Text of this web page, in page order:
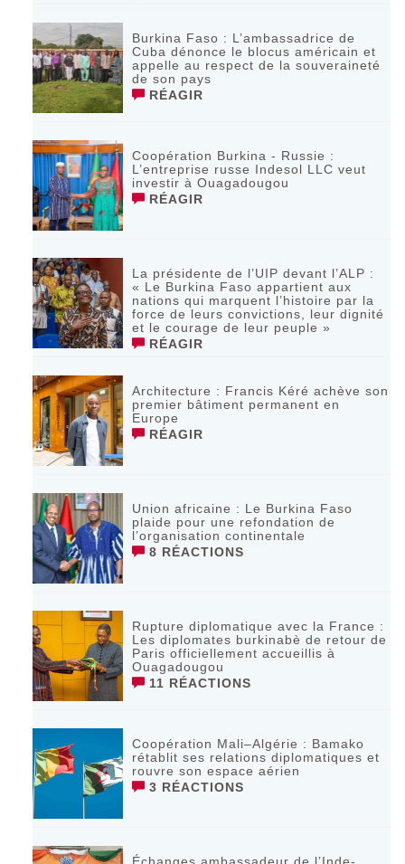
Burkina Faso : L’ambassadrice de
Cuba dénonce le blocus américain et
appelle au respect de la souveraineté
de son pays
RÉAGIR
Coopération Burkina - Russie :
L’entreprise russe Indesol LLC veut
investir à Ouagadougou
RÉAGIR
La présidente de l’UIP devant l’ALP :
« Le Burkina Faso appartient aux
nations qui marquent l’histoire par la
force de leurs convictions, leur dignité
et le courage de leur peuple »
RÉAGIR
‎Architecture : Francis Kéré achève son
premier bâtiment permanent en
Europe
RÉAGIR
Union africaine : Le Burkina Faso
plaide pour une refondation de
l’organisation continentale‎
8 RÉACTIONS
Rupture diplomatique avec la France :
Les diplomates burkinabè de retour de
Paris officiellement accueillis à
Ouagadougou
11 RÉACTIONS
Coopération Mali–Algérie : Bamako
rétablit ses relations diplomatiques et
rouvre son espace aérien
3 RÉACTIONS